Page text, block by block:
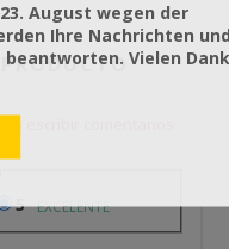
5 EXCELENTE
August wegen der
Ihre Nachrichten
Vielen Dank